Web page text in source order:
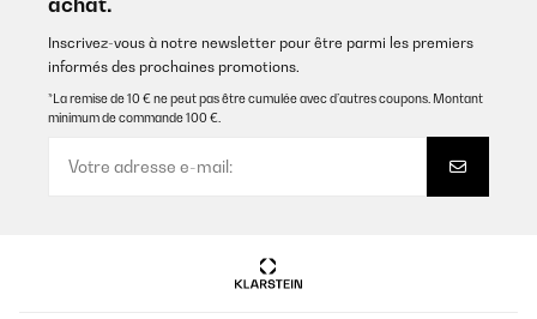
Inscrivez-vous à notre newsletter pour être parmi les premiers
informés des prochaines promotions.
*La remise de 10 € ne peut pas être cumulée avec d’autres coupons. Montant
minimum de commande 100 €.